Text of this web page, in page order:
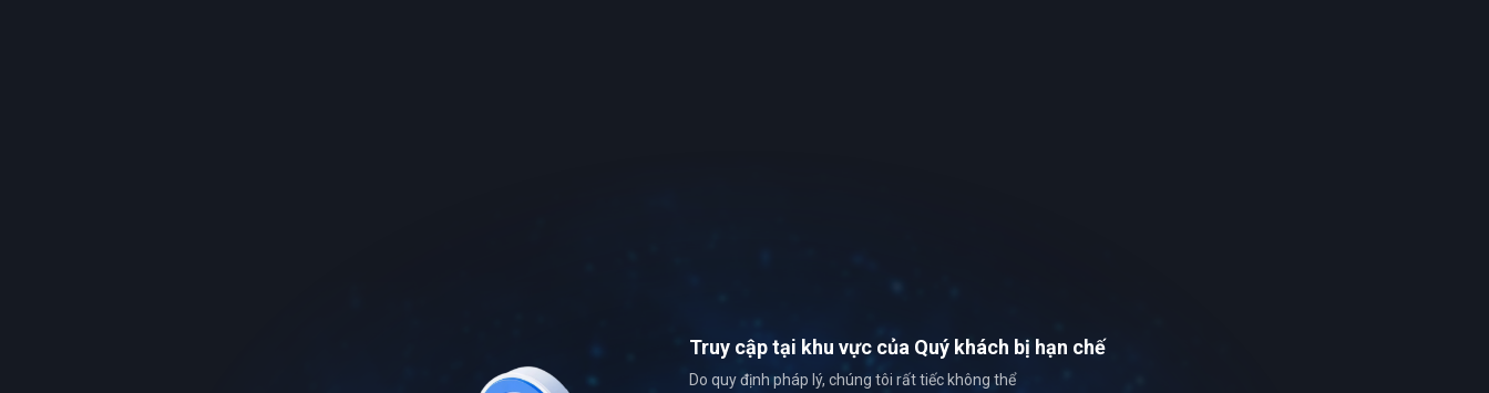
Truy cập tại khu vực của Quý khách bị hạn chế
Do quy định pháp lý, chúng tôi rất tiếc không thể